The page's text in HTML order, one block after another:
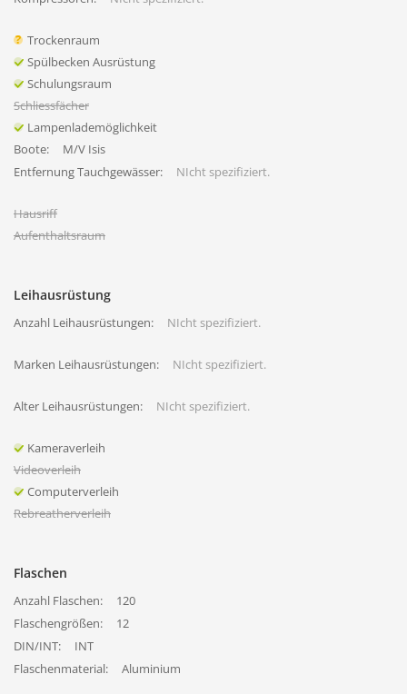
Trockenraum
Spülbecken Ausrüstung
Schulungsraum
Schliessfächer
Lampenlademöglichkeit
Boote:
M/V Isis
Entfernung Tauchgewässer:
NIcht spezifiziert.
Hausriff
Aufenthaltsraum
Leihausrüstung
Anzahl Leihausrüstungen: NIcht spezifiziert.
Marken Leihausrüstungen: NIcht spezifiziert.
Alter Leihausrüstungen: NIcht spezifiziert.
Kameraverleih
Videoverleih
Computerverleih
Rebreatherverleih
Flaschen
Anzahl Flaschen:
120
Flaschengrößen:
12
DIN/INT:
INT
Flaschenmaterial:
Aluminium